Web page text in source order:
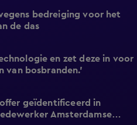
bedreiging voor het
de das
en zet deze in voor
van bosbranden.'
geïdentificeerd in
Amsterdamse